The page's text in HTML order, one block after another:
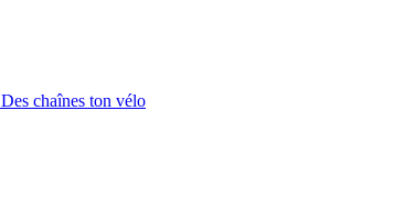
Des chaînes ton vélo